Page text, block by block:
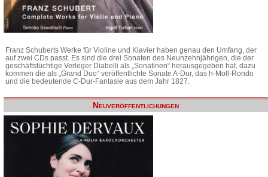
Franz Schuberts Werke für Violine und Klavier haben genau den Umfang, der
auf zwei CDs passt. Es sind die drei Sonaten des Neunzehnjährigen, die der
geschäftstüchtige Verleger Diabelli als „Sonatinen“ herausgegeben hat, dazu
kommen die als „Grand Duo“ veröffentlichte Sonate A-Dur, das h-Moll-Rondo
und die bedeutende C-Dur-Fantasie aus dem Jahr 1827.
Neuveröffentlichungen